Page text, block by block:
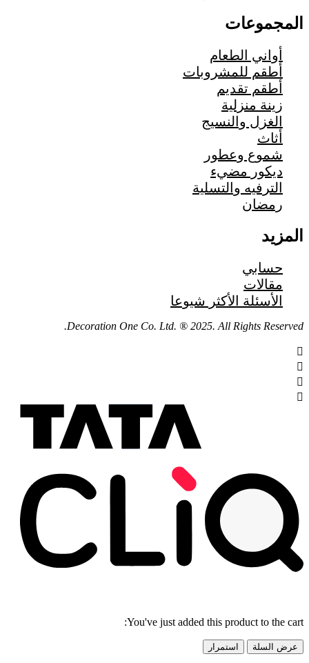
المجموعات
أواني الطعام
أطقم للمشروبات
أطقم تقديم
زينة منزلية
الغزل والنسيج
أثاث
شموع وعطور
ديكور مضيء
الترفيه والتسلية
رمضان
المزيد
حسابي
مقالات
الأسئلة الأكثر شيوعا
Decoration One Co. Ltd. ® 2025. All Rights Reserved.
You've just added this product to the cart:
عرض السلة استمرار